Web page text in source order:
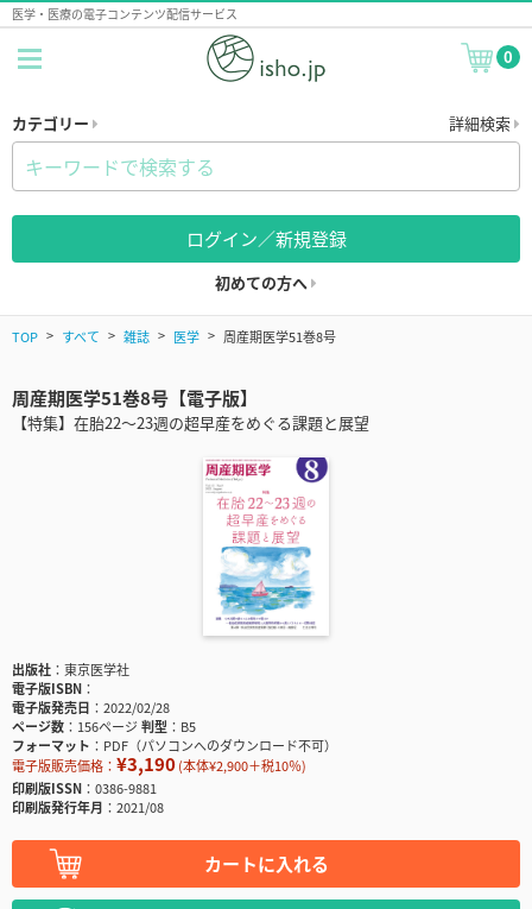
医学・医療の電子コンテンツ配信サービス
0
カテゴリー 詳細検索
ログイン／新規登録
初めての方へ
TOP すべて 雑誌 医学 周産期医学51巻8号
周産期医学51巻8号【電子版】
【特集】在胎22～23週の超早産をめぐる課題と展望
出版社
東京医学社
電子版ISBN
電子版発売日
2022/02/28
ページ数
156ページ判型
B5
フォーマット
PDF（パソコンへのダウンロード不可）
電子版販売価格： ¥3,190(本体¥2,900＋税10％)
印刷版ISSN
0386-9881
印刷版発行年月
2021/08
カートに入れる